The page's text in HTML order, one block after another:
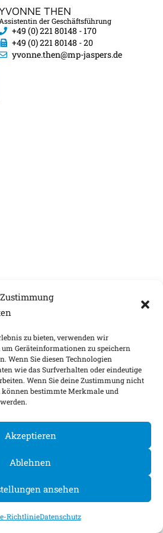
zu bieten, verwenden wir
Geräteinformationen zu speichern
Wenn Sie diesen Technologien
wie das Surfverhalten oder eindeutige
Wenn Sie deine Zustimmung nicht
können bestimmte Merkmale und
Akzeptieren
Ablehnen
ansehen
RichtlinieDatenschutz
THEN
Assistentin der Geschäftsführung
+49 (0) 221 80148 - 170
+49 (0) 221 80148 - 20
yvonne.then@mp-jaspers.de